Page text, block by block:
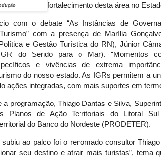
fortalecimento desta área no
com o debate “As Instâncias de
com a presença de Marília
e Gestão Turística do RN), Júnior
do Seridó para o Mar). “Momentos
e vivências de extrema
do nosso estado. As IGRs permitem a
ações integradas, com mais suportes em
a programação, Thiago Dantas e Silva,
Planos de Ação Territoriais do Litoral
do Banco do Nordeste (PRODETER).
ao palco foi o renomado consultor
seu destino e atrair mais turistas”, tema